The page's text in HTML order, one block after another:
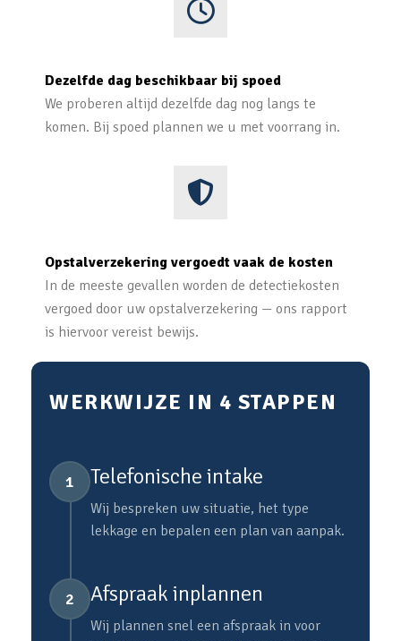
Dezelfde dag beschikbaar bij spoed
We proberen altijd dezelfde dag nog langs te
komen. Bij spoed plannen we u met voorrang in.
Opstalverzekering vergoedt vaak de kosten
In de meeste gevallen worden de detectiekosten
vergoed door uw opstalverzekering — ons rapport
is hiervoor vereist bewijs.
WERKWIJZE IN 4 STAPPEN
1 Telefonische intake
Wij bespreken uw situatie, het type
lekkage en bepalen een plan van aanpak.
2 Afspraak inplannen
Wij plannen snel een afspraak in voor